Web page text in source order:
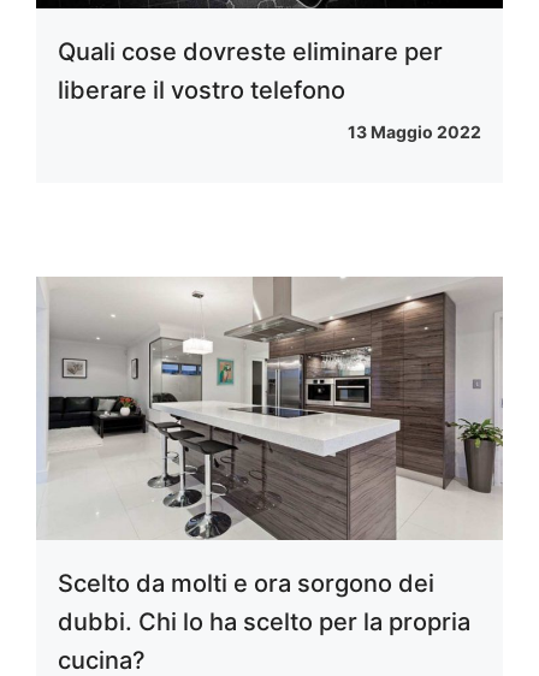
Quali cose dovreste eliminare per
liberare il vostro telefono
13 Maggio 2022
Scelto da molti e ora sorgono dei
dubbi. Chi lo ha scelto per la propria
cucina?